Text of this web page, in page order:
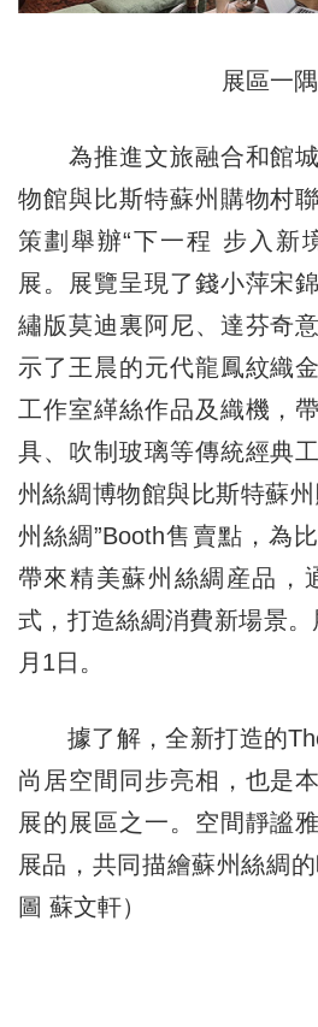
展區一隅
為推進文旅融合和館城
物館與比斯特蘇州購物村
策劃舉辦“下一程 步入新
展。展覽呈現了錢小萍宋
繡版莫迪裏阿尼、達芬奇
示了王晨的元代龍鳳紋織
工作室緙絲作品及織機，
具、吹制玻璃等傳統經典
州絲綢博物館與比斯特蘇
州絲綢”Booth售賣點，為
帶來精美蘇州絲綢産品，
式，打造絲綢消費新場景
月1日。
據了解，全新打造的
尚居空間同步亮相，也是
展的展區之一。空間靜謐
展品，共同描繪蘇州絲綢
圖 蘇文軒）